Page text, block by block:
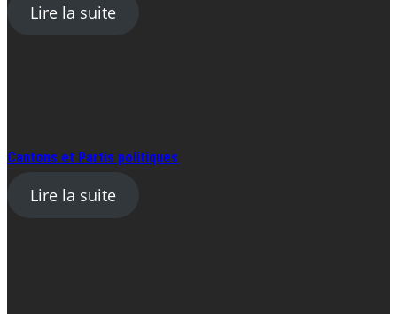
Lire la suite
Cantons et Partis politiques
Lire la suite